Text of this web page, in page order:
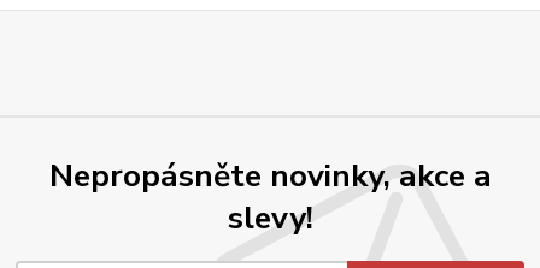
Nepropásněte novinky, akce a
slevy!